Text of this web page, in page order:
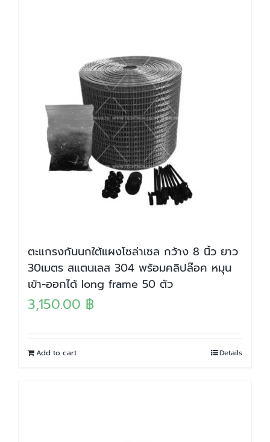
ตะแกรงกันนกใต้แผงโซล่าเซล กว้าง 8 นิ้ว ยาว
30เมตร สแตนเลส 304 พร้อมคลิปล๊อค หมุน
เข้า-ออกได้ long frame 50 ตัว
3,150.00 ฿
Add to cart Details